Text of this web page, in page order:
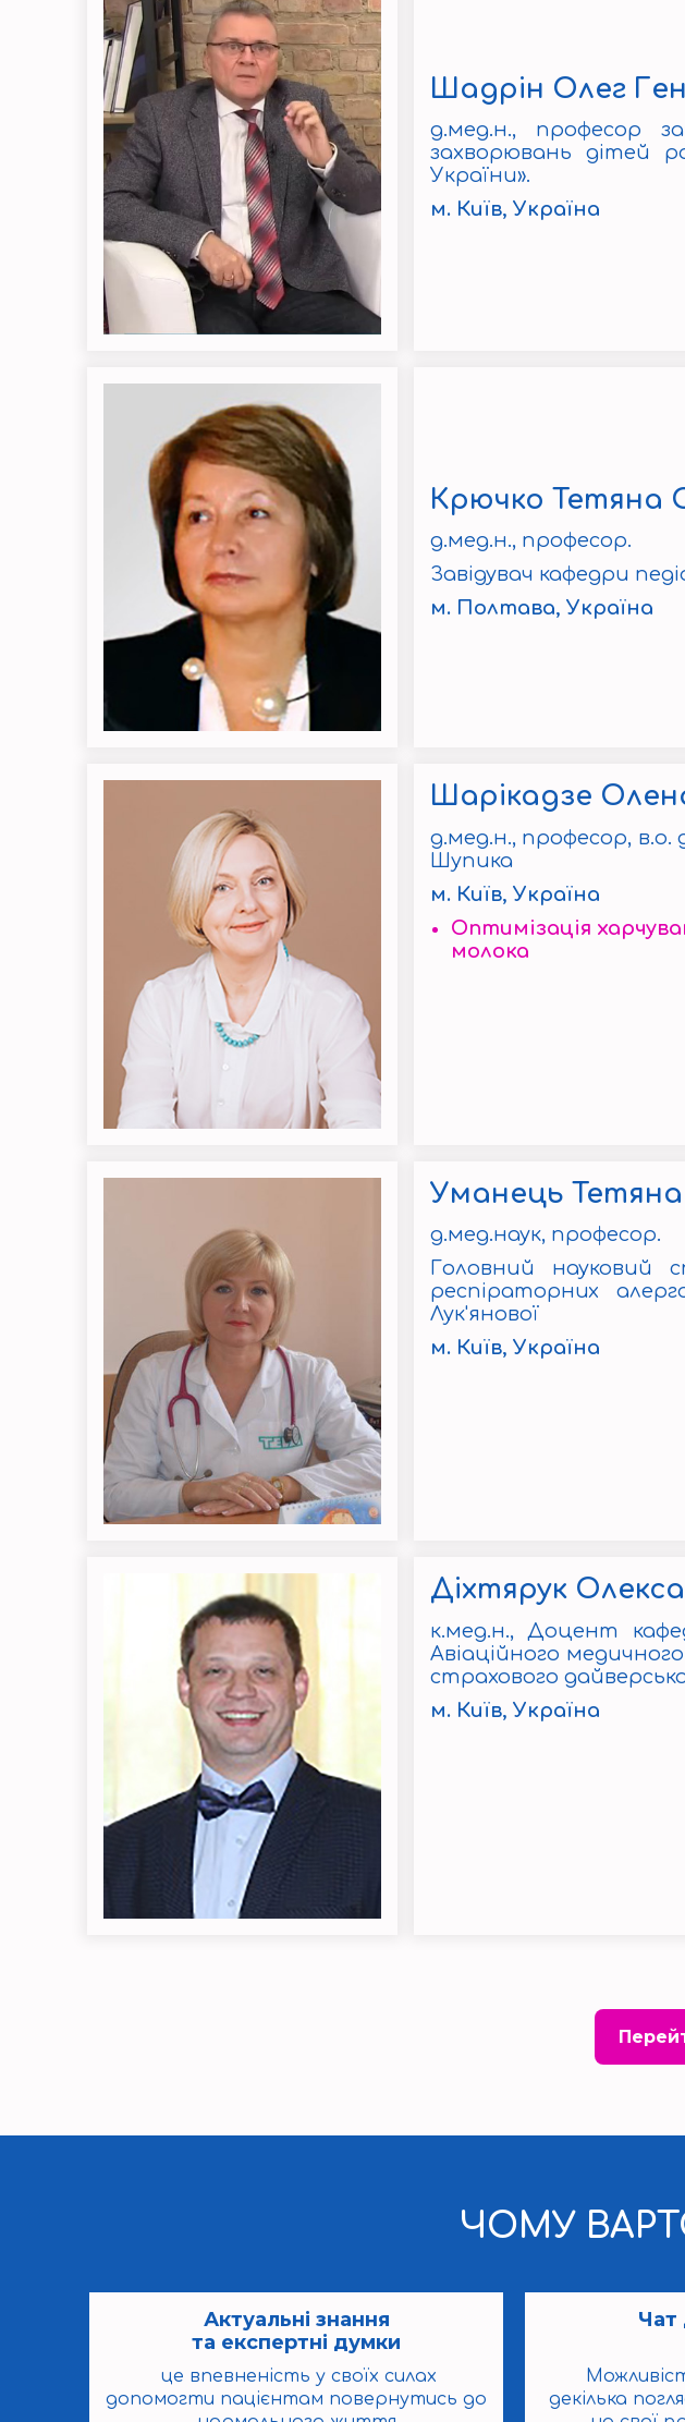
Шадрін Олег
д.мед.н., професор
захворювань дітей
України».
м. Київ, Україна
Крючко Тетяна
д.мед.н., професор.
Завідувач кафедри
м. Полтава, Україна
Шарікадзе
д.мед.н., професор,
Шупика
м. Київ, Україна
Оптимізація
молока
Уманець Тетяна
д.мед.наук, професор.
Головний науковий
респіраторних
Лук'янової
м. Київ, Україна
Діхтярук
к.мед.н., Доцент
Авіаційного
страхового
м. Київ, Україна
ЧОМУ
Актуальні знання
та експертні думки
це впевненість у своїх силах
допомогти пацієнтам повернутись до
Чат
декілька